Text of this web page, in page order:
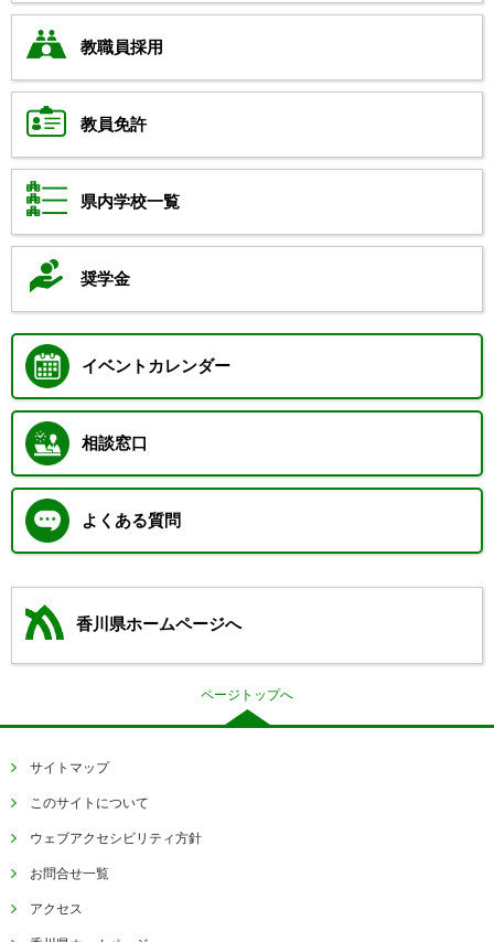
教職員採用
教員免許
県内学校一覧
奨学金
イベントカレンダー
相談窓口
よくある質問
香川県ホームページへ
ページトップへ
サイトマップ
このサイトについて
ウェブアクセシビリティ方針
お問合せ一覧
アクセス